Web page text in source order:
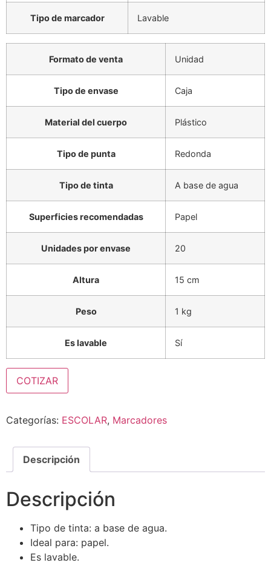
Tipo de marcador Lavable
Formato de venta Unidad
Tipo de envase Caja
Material del cuerpo Plástico
Tipo de punta Redonda
Tipo de tinta A base de agua
Superficies recomendadas Papel
Unidades por envase 20
Altura 15 cm
Peso 1 kg
Es lavable Sí
COTIZAR
Categorías: ESCOLAR, Marcadores
Descripción
Descripción
Tipo de tinta: a base de agua.
Ideal para: papel.
Es lavable.